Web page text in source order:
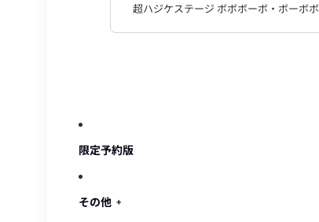
超ハジケステージ ボボボーボ・ボーボボ
限定予約版
その他